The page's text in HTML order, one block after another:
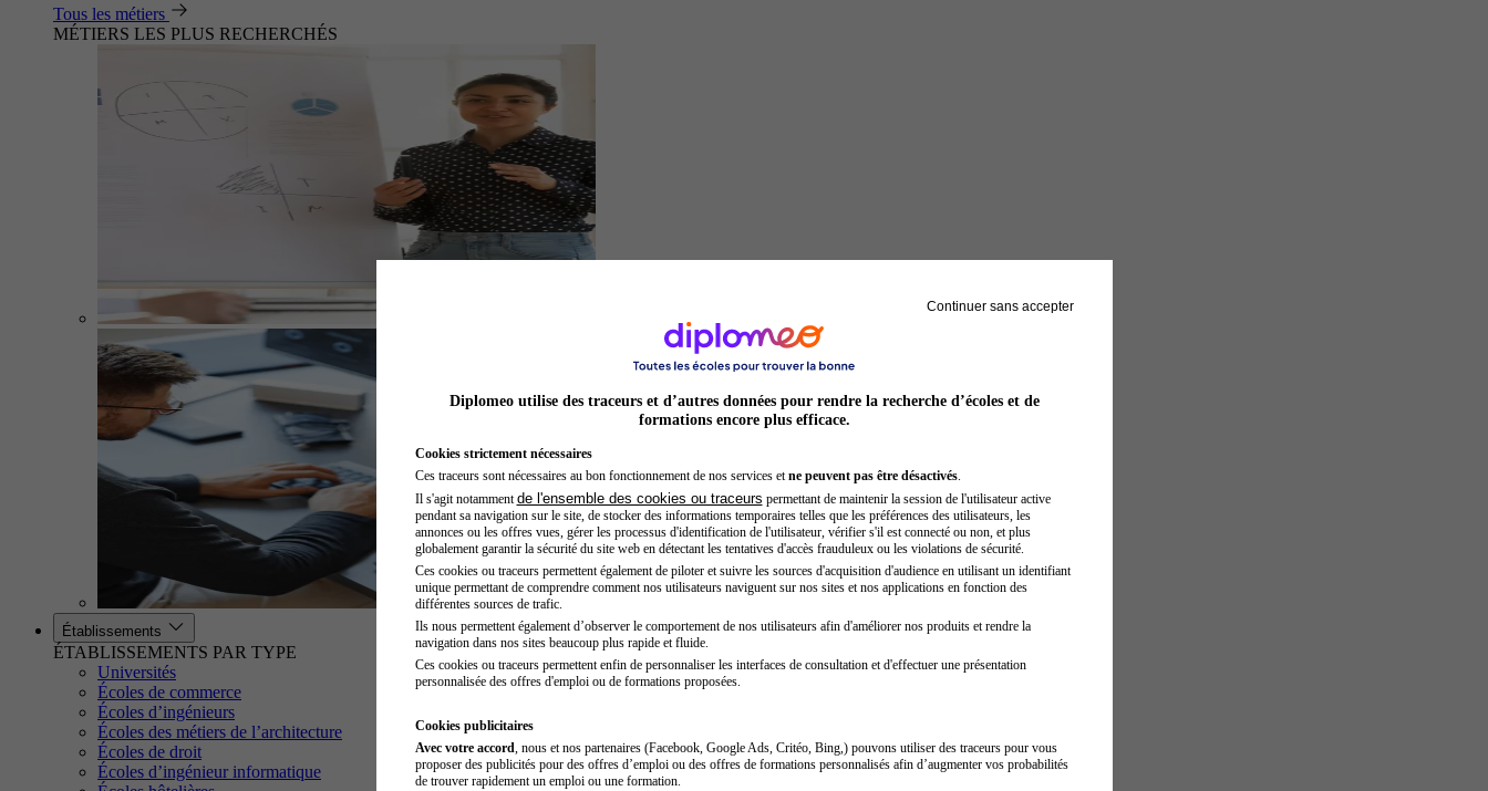
Tous les métiers
MÉTIERS LES PLUS RECHERCHÉS
Chef de projet
Établissements
ÉTABLISSEMENTS PAR TYPE
Universités
Écoles de commerce
Écoles d’ingénieurs
Écoles des métiers de l’architecture
Écoles de droit
Écoles d’ingénieur informatique
Continuer sans accepter
Diplomeo utilise des traceurs et d’autres données pour rendre la recherche d’écoles et de
formations encore plus efficace.
Cookies strictement nécessaires
Ces traceurs sont nécessaires au bon fonctionnement de nos services et ne peuvent pas être désactivés.
Il s'agit notamment de l'ensemble des cookies ou traceurs permettant de maintenir la session de l'utilisateur active
pendant sa navigation sur le site, de stocker des informations temporaires telles que les préférences des utilisateurs, les
annonces ou les offres vues, gérer les processus d'identification de l'utilisateur, vérifier s'il est connecté ou non, et plus
globalement garantir la sécurité du site web en détectant les tentatives d'accès frauduleux ou les violations de sécurité.
Ces cookies ou traceurs permettent également de piloter et suivre les sources d'acquisition d'audience en utilisant un identifiant
unique permettant de comprendre comment nos utilisateurs naviguent sur nos sites et nos applications en fonction des
différentes sources de trafic.
Ils nous permettent également d’observer le comportement de nos utilisateurs afin d'améliorer nos produits et rendre la
navigation dans nos sites beaucoup plus rapide et fluide.
Ces cookies ou traceurs permettent enfin de personnaliser les interfaces de consultation et d'effectuer une présentation
personnalisée des offres d'emploi ou de formations proposées.
Cookies publicitaires
Avec votre accord , nous et nos partenaires (Facebook, Google Ads, Critéo, Bing,) pouvons utiliser des traceurs pour vous
proposer des publicités pour des offres d’emploi ou des offres de formations personnalisés afin d’augmenter vos probabilités
de trouver rapidement un emploi ou une formation.